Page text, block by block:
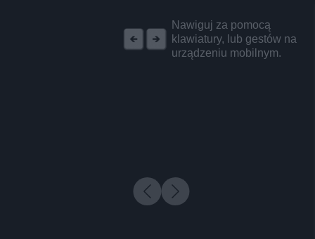
Nawiguj za pomocą
klawiatury, lub gestów na
urządzeniu mobilnym.